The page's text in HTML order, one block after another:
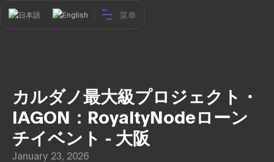
日本語 English 菜单
カルダノ最大級プロジェクト・
IAGON：RoyaltyNodeローン
チイベント - 大阪
January 23, 2026